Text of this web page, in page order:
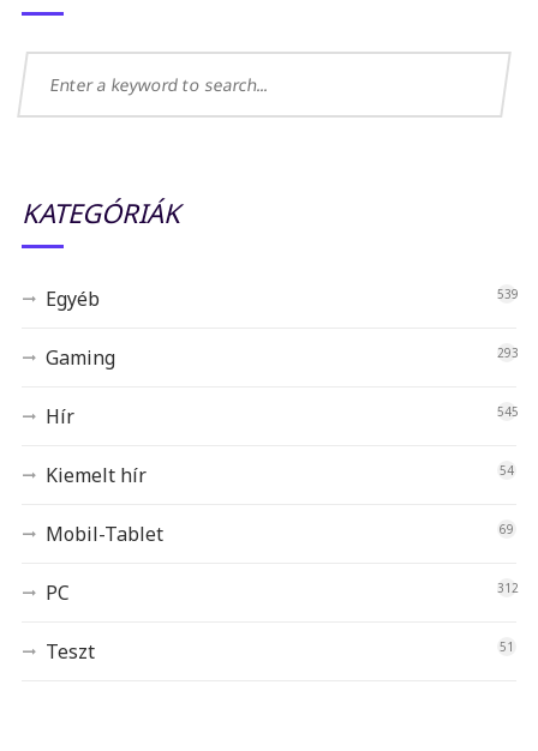
KATEGÓRIÁK
Egyéb 539
Gaming 293
Hír 545
Kiemelt hír 54
Mobil-Tablet 69
PC 312
Teszt 51